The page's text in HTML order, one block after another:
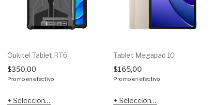
Oukitel Tablet RT6
$350,00
Promo en efectivo
Seleccionar opciones
Tablet Megapad 10
$165,00
Promo en efectivo
Seleccionar opciones